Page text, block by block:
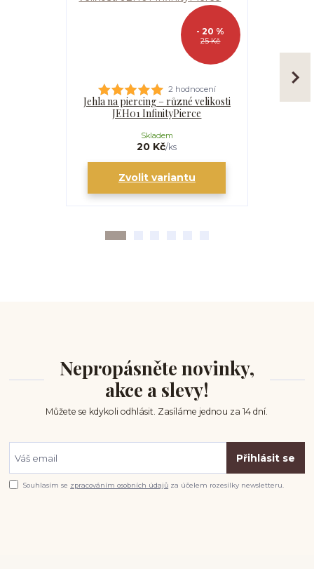
25 Kč
- 20 %
2 hodnocení
Jehla na piercing – různé velikosti
JEH01 InfinityPierce
20 Kč/ks
Skladem
Zvolit variantu
Nepropásněte novinky,
akce a slevy!
Můžete se kdykoli odhlásit. Zasíláme jednou za 14 dní.
Přihlásit se
Souhlasím se zpracováním osobních údajů za účelem rozesílky newsletteru.